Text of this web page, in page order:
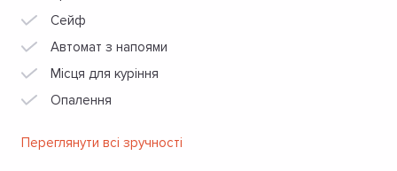
Сейф
Автомат з напоями
Місця для куріння
Опалення
Переглянути всі зручності